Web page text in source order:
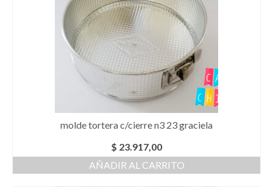
molde tortera c/cierre n3 23 graciela
$ 23.917,00
AÑADIR AL CARRITO